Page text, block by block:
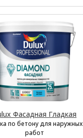
Фасадная Гладкая
по бетону для наружных
работ